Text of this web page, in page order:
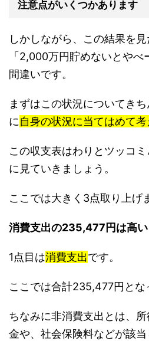
注意点がいくつかあります
しかしながら、この結果を
「2,000万円貯めないとや
間違いです。
まずはこの状況についてき
に自身の状況に当てはめて考
この収支表はわりとツッコ
に見ていきましょう。
ここでは大きく3点取り上げ
消費支出の235,477円は高い
1点目は消費支出です。
ここでは合計235,477円とな
ちなみに非消費支出とは、
金や、社会保険料などが該当